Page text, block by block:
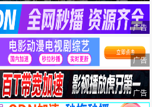
广告
广告
广告